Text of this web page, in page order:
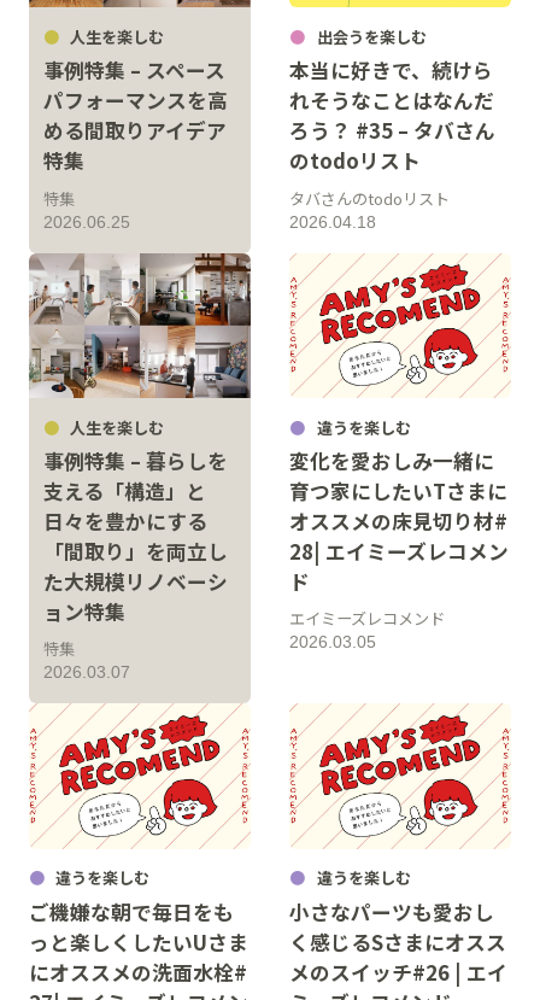
人生を楽しむ
事例特集 – スペース
パフォーマンスを高
める間取りアイデア
特集
2026.06.25
特集
出会うを楽しむ
本当に好きで、続けら
れそうなことはなんだ
ろう？ #35 – タバさん
のtodoリスト
2026.04.18
タバさんのtodoリスト
人生を楽しむ
事例特集 – 暮らしを
支える「構造」と
日々を豊かにする
「間取り」を両立し
た大規模リノベーシ
ョン特集
2026.03.07
特集
違うを楽しむ
変化を愛おしみ一緒に
育つ家にしたいTさまに
オススメの床見切り材#
28| エイミーズレコメン
ド
2026.03.05
エイミーズレコメンド
違うを楽しむ
ご機嫌な朝で毎日をも
っと楽しくしたいUさま
にオススメの洗面水栓#
違うを楽しむ
小さなパーツも愛おし
く感じるSさまにオスス
メのスイッチ#26 | エイ